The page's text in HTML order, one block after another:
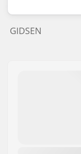
GIDSEN